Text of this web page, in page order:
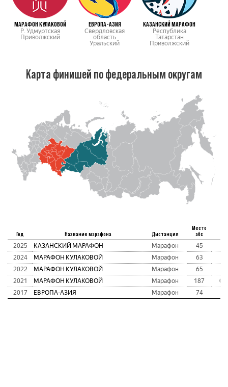
МАРАФОН КУЛАКОВОЙ
Р. Удмуртская
Приволжский
ЕВРОПА-АЗИЯ
Свердловская
область
Уральский
КАЗАНСКИЙ МАРАФОН
Республика
Татарстан
Приволжский
Карта финишей по федеральным округам
Год Название марафона Дистанция
Место
абс
2025 КАЗАНСКИЙ МАРАФОН Марафон 45
2024
МАРАФОН КУЛАКОВОЙ Марафон 63
2022
МАРАФОН КУЛАКОВОЙ Марафон 65
2021
МАРАФОН КУЛАКОВОЙ Марафон 187
2017
ЕВРОПА-АЗИЯ Марафон 74